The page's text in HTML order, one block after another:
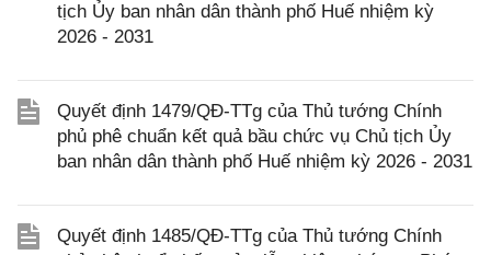
tịch Ủy ban nhân dân thành phố Huế nhiệm kỳ
2026 - 2031
Quyết định 1479/QĐ-TTg của Thủ tướng Chính
phủ phê chuẩn kết quả bầu chức vụ Chủ tịch Ủy
ban nhân dân thành phố Huế nhiệm kỳ 2026 - 2031
Quyết định 1485/QĐ-TTg của Thủ tướng Chính